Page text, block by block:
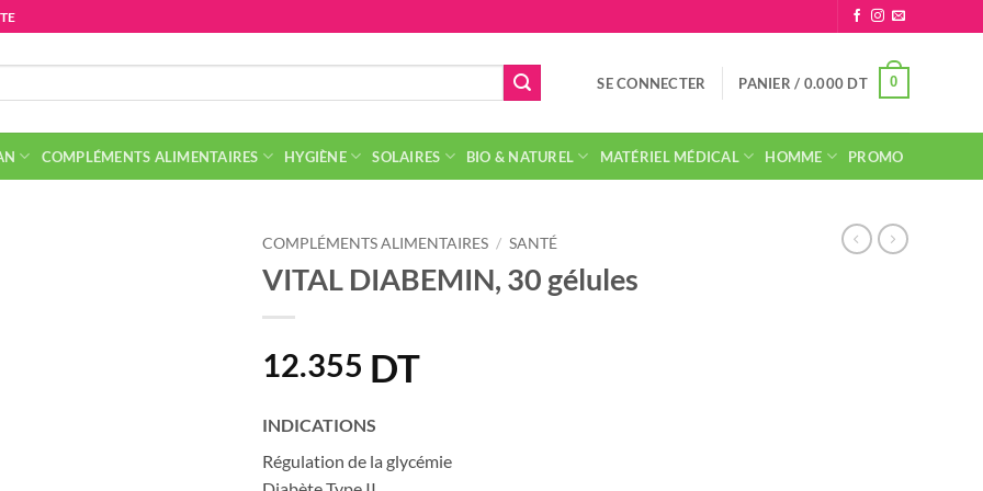
SE CONNECTER PANIER / 0.000 DT 0
COMPLÉMENTS ALIMENTAIRES HYGIÈNE SOLAIRES BIO & NATUREL MATÉRIEL MÉDICAL HOMME PROMO
COMPLÉMENTS ALIMENTAIRES / SANTÉ
VITAL DIABEMIN, 30 gélules
12.355 DT
INDICATIONS
Régulation de la glycémie